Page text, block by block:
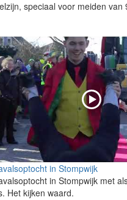
speciaal voor meiden van
in Stompwijk
in Stompwijk met
Het kijken waard.